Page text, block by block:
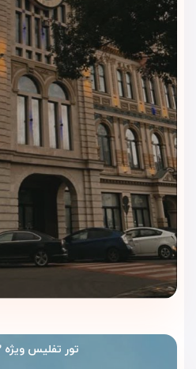
تور تفلیس ویژه ۲۲ اسفند